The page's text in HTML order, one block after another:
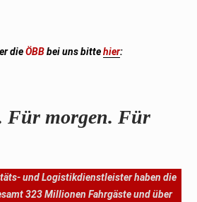
dieÖBBbei uns bittehier:
Für morgen. Für
und Logistikdienstleister haben die
323 Millionen Fahrgäste und über